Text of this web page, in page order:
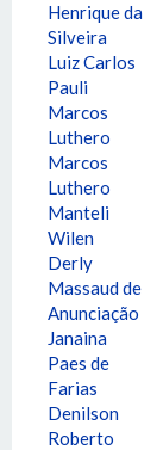
Henrique da
Silveira
Luiz Carlos
Pauli
Marcos
Luthero
Marcos
Luthero
Manteli
Wilen
Derly
Massaud de
Anunciação
Janaina
Paes de
Farias
Denilson
Roberto